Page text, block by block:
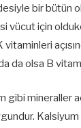
bir bütün
vücut için
vitaminleri
da olsa B
mineraller